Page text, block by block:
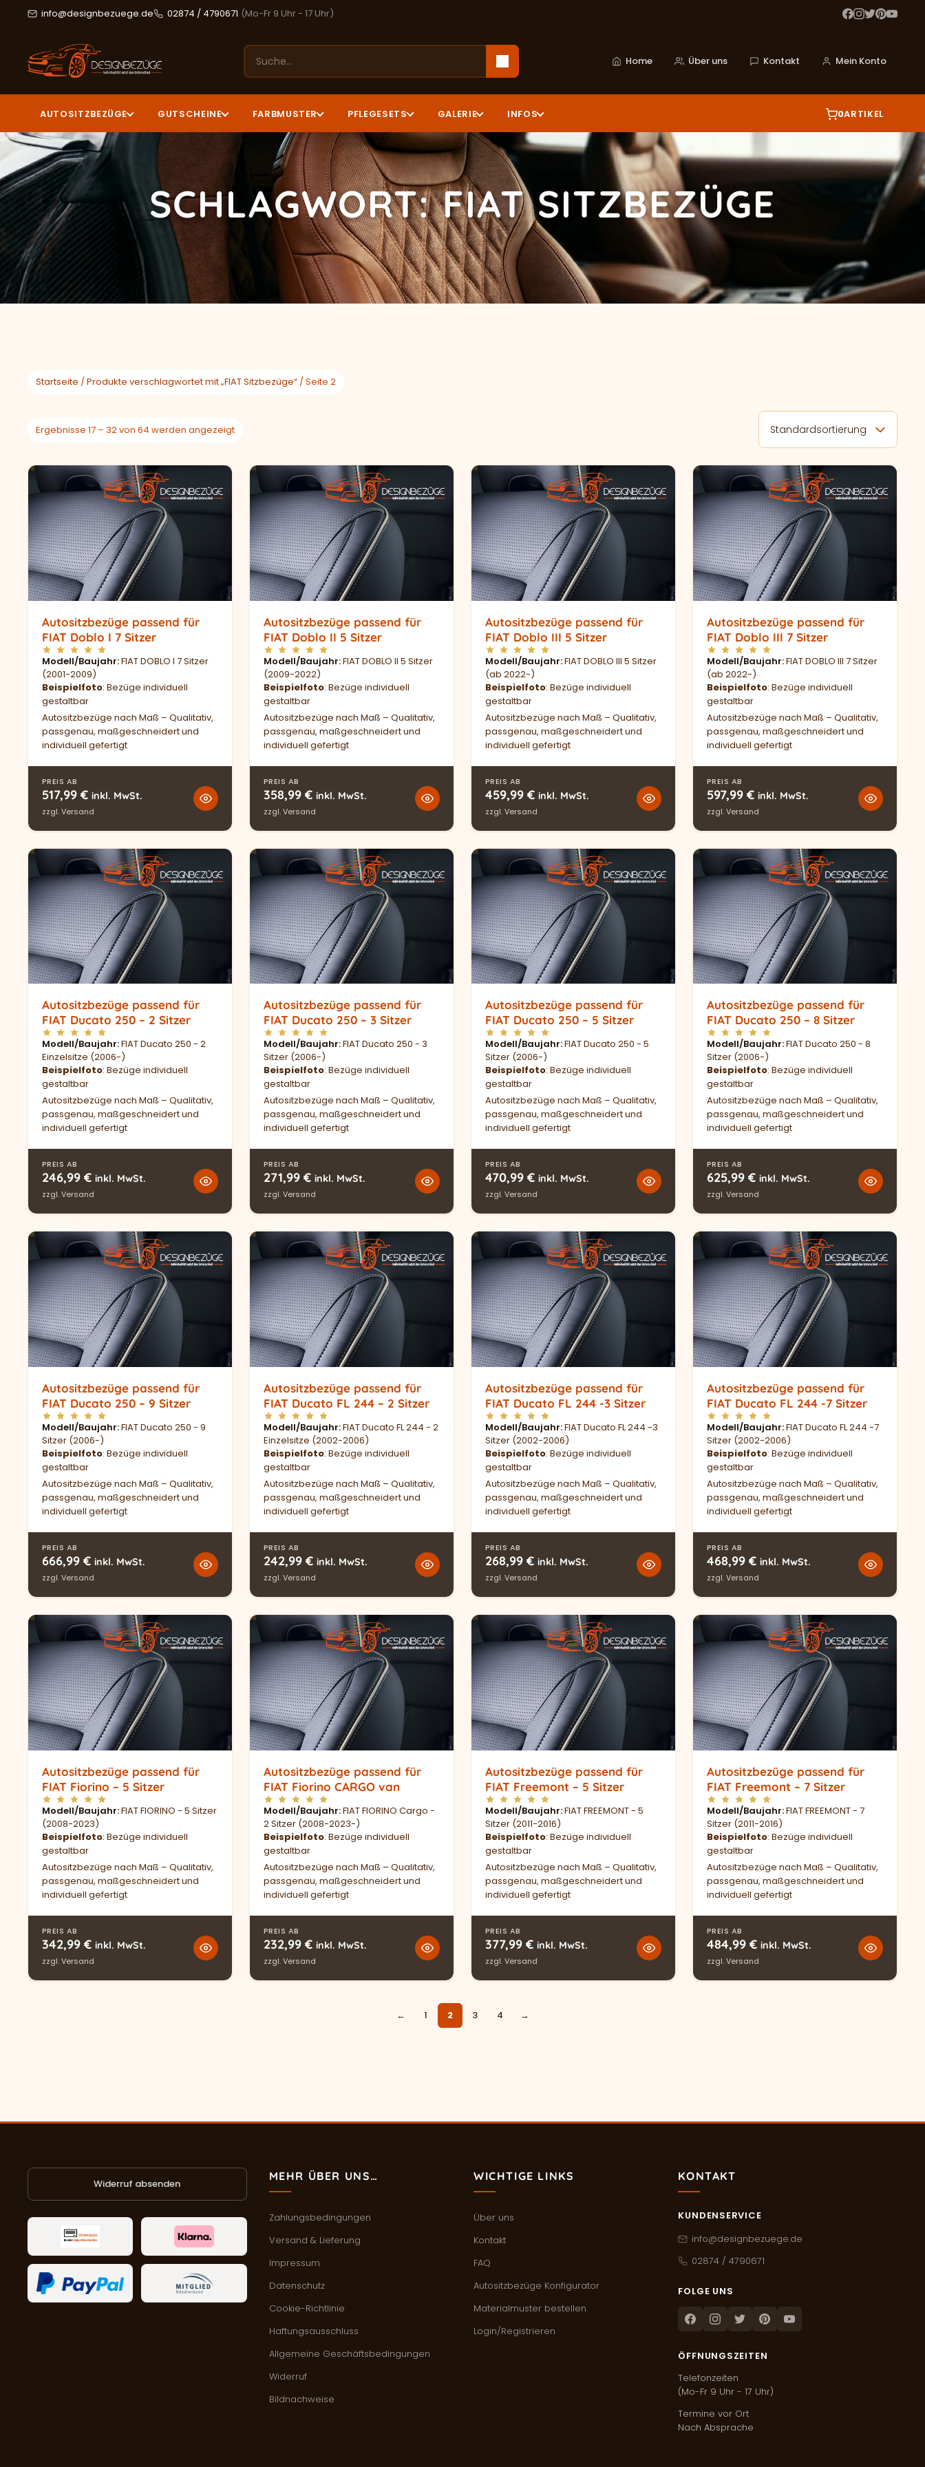
info@designbezuege.de 02874 / 4790671 (Mo-Fr 9 Uhr - 17 Uhr)
Home Über uns Kontakt Mein Konto
AUTOSITZBEZÜGE GUTSCHEINE FARBMUSTER PFLEGESETS GALERIE INFOS 0ARTIKEL
SCHLAGWORT: FIAT SITZBEZÜGE
Startseite /Produkte verschlagwortet mit „FIAT Sitzbezüge“ / Seite 2
Ergebnisse 17 – 32 von 64 werden angezeigt Standardsortierung
Autositzbezüge passend für
FIAT Doblo I 7 Sitzer
Modell/Baujahr FIAT DOBLO I 7 Sitzer
(2001-2009)
Beispielfoto: Bezüge individuell
gestaltbar
Autositzbezüge nach Maß – Qualitativ,
passgenau, maßgeschneidert und
individuell gefertigt
PREIS AB
517,99 € inkl. MwSt.
zzgl.Versand
Autositzbezüge passend für
FIAT Doblo II 5 Sitzer
Modell/Baujahr FIAT DOBLO II 5 Sitzer
(2009-2022)
Beispielfoto: Bezüge individuell
gestaltbar
Autositzbezüge nach Maß – Qualitativ,
passgenau, maßgeschneidert und
individuell gefertigt
PREIS AB
358,99 € inkl. MwSt.
zzgl.Versand
Autositzbezüge passend für
FIAT Doblo III 5 Sitzer
Modell/Baujahr FIAT DOBLO III 5 Sitzer
(ab 2022-)
Beispielfoto: Bezüge individuell
gestaltbar
Autositzbezüge nach Maß – Qualitativ,
passgenau, maßgeschneidert und
individuell gefertigt
PREIS AB
459,99 € inkl. MwSt.
zzgl.Versand
Autositzbezüge passend für
FIAT Doblo III 7 Sitzer
Modell/Baujahr FIAT DOBLO III 7 Sitzer
(ab 2022-)
Beispielfoto: Bezüge individuell
gestaltbar
Autositzbezüge nach Maß – Qualitativ,
passgenau, maßgeschneidert und
individuell gefertigt
PREIS AB
597,99 € inkl. MwSt.
zzgl.Versand
Autositzbezüge passend für
FIAT Ducato 250 – 2 Sitzer
Modell/Baujahr FIAT Ducato 250 - 2
Einzelsitze (2006-)
Beispielfoto: Bezüge individuell
gestaltbar
Autositzbezüge nach Maß – Qualitativ,
passgenau, maßgeschneidert und
individuell gefertigt
PREIS AB
246,99 € inkl. MwSt.
zzgl.Versand
Autositzbezüge passend für
FIAT Ducato 250 – 3 Sitzer
Modell/Baujahr FIAT Ducato 250 - 3
Sitzer (2006-)
Beispielfoto: Bezüge individuell
gestaltbar
Autositzbezüge nach Maß – Qualitativ,
passgenau, maßgeschneidert und
individuell gefertigt
PREIS AB
271,99 € inkl. MwSt.
zzgl.Versand
Autositzbezüge passend für
FIAT Ducato 250 – 5 Sitzer
Modell/Baujahr FIAT Ducato 250 - 5
Sitzer (2006-)
Beispielfoto: Bezüge individuell
gestaltbar
Autositzbezüge nach Maß – Qualitativ,
passgenau, maßgeschneidert und
individuell gefertigt
PREIS AB
470,99 € inkl. MwSt.
zzgl.Versand
Autositzbezüge passend für
FIAT Ducato 250 – 8 Sitzer
Modell/Baujahr FIAT Ducato 250 - 8
Sitzer (2006-)
Beispielfoto: Bezüge individuell
gestaltbar
Autositzbezüge nach Maß – Qualitativ,
passgenau, maßgeschneidert und
individuell gefertigt
PREIS AB
625,99 € inkl. MwSt.
zzgl.Versand
Autositzbezüge passend für
FIAT Ducato 250 – 9 Sitzer
Modell/Baujahr FIAT Ducato 250 - 9
Sitzer (2006-)
Beispielfoto: Bezüge individuell
gestaltbar
Autositzbezüge nach Maß – Qualitativ,
passgenau, maßgeschneidert und
individuell gefertigt
PREIS AB
666,99 € inkl. MwSt.
zzgl.Versand
Autositzbezüge passend für
FIAT Ducato FL 244 – 2 Sitzer
Modell/Baujahr FIAT Ducato FL 244 - 2
Einzelsitze (2002-2006)
Beispielfoto: Bezüge individuell
gestaltbar
Autositzbezüge nach Maß – Qualitativ,
passgenau, maßgeschneidert und
individuell gefertigt
PREIS AB
242,99 € inkl. MwSt.
zzgl.Versand
Autositzbezüge passend für
FIAT Ducato FL 244 -3 Sitzer
Modell/Baujahr FIAT Ducato FL 244 -3
Sitzer (2002-2006)
Beispielfoto: Bezüge individuell
gestaltbar
Autositzbezüge nach Maß – Qualitativ,
passgenau, maßgeschneidert und
individuell gefertigt
PREIS AB
268,99 € inkl. MwSt.
zzgl.Versand
Autositzbezüge passend für
FIAT Ducato FL 244 -7 Sitzer
Modell/Baujahr FIAT Ducato FL 244 -7
Sitzer (2002-2006)
Beispielfoto: Bezüge individuell
gestaltbar
Autositzbezüge nach Maß – Qualitativ,
passgenau, maßgeschneidert und
individuell gefertigt
PREIS AB
468,99 € inkl. MwSt.
zzgl.Versand
Autositzbezüge passend für
FIAT Fiorino – 5 Sitzer
Modell/Baujahr FIAT FIORINO - 5 Sitzer
(2008-2023)
Beispielfoto: Bezüge individuell
gestaltbar
Autositzbezüge nach Maß – Qualitativ,
passgenau, maßgeschneidert und
individuell gefertigt
PREIS AB
342,99 € inkl. MwSt.
zzgl.Versand
Autositzbezüge passend für
FIAT Fiorino CARGO van
Modell/Baujahr FIAT FIORINO Cargo -
2 Sitzer (2008-2023-)
Beispielfoto: Bezüge individuell
gestaltbar
Autositzbezüge nach Maß – Qualitativ,
passgenau, maßgeschneidert und
individuell gefertigt
PREIS AB
232,99 € inkl. MwSt.
zzgl.Versand
Autositzbezüge passend für
FIAT Freemont – 5 Sitzer
Modell/Baujahr FIAT FREEMONT - 5
Sitzer (2011-2016)
Beispielfoto: Bezüge individuell
gestaltbar
Autositzbezüge nach Maß – Qualitativ,
passgenau, maßgeschneidert und
individuell gefertigt
PREIS AB
377,99 € inkl. MwSt.
zzgl.Versand
Autositzbezüge passend für
FIAT Freemont – 7 Sitzer
Modell/Baujahr FIAT FREEMONT - 7
Sitzer (2011-2016)
Beispielfoto: Bezüge individuell
gestaltbar
Autositzbezüge nach Maß – Qualitativ,
passgenau, maßgeschneidert und
individuell gefertigt
PREIS AB
484,99 € inkl. MwSt.
zzgl.Versand
← 1 2 3 4 →
Widerruf absenden
MEHR ÜBER UNS…
Zahlungsbedingungen
Versand & Lieferung
Impressum
Datenschutz
Cookie-Richtlinie
Haftungsausschluss
Allgemeine Geschäftsbedingungen
Widerruf
Bildnachweise
WICHTIGE LINKS
Über uns
Kontakt
FAQ
Autositzbezüge Konfigurator
Materialmuster bestellen
Login/Registrieren
KONTAKT
KUNDENSERVICE
info@designbezuege.de
02874 / 4790671
FOLGE UNS
FacebookInstagram
TwitterPinterestYoutube
ÖFFNUNGSZEITEN
Telefonzeiten
(Mo-Fr 9 Uhr - 17 Uhr)
Termine vor Ort
Nach Absprache